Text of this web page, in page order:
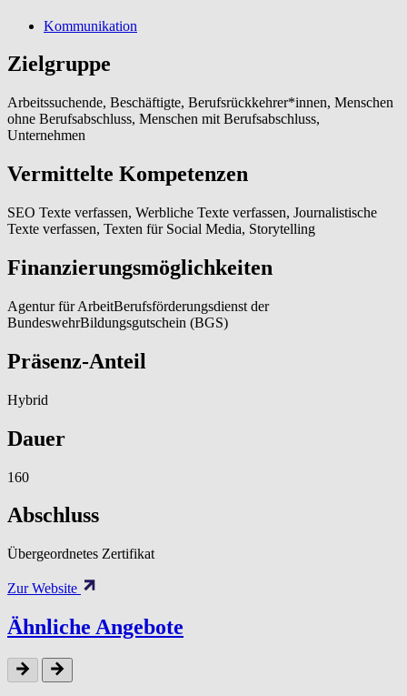
Kommunikation
Zielgruppe
Arbeitssuchende, Beschäftigte, Berufsrückkehrer*innen, Menschen
ohne Berufsabschluss, Menschen mit Berufsabschluss,
Unternehmen
Vermittelte Kompetenzen
SEO Texte verfassen, Werbliche Texte verfassen, Journalistische
Texte verfassen, Texten für Social Media, Storytelling
Finanzierungsmöglichkeiten
Agentur für ArbeitBerufsförderungsdienst der
BundeswehrBildungsgutschein (BGS)
Präsenz-Anteil
Hybrid
Dauer
160
Abschluss
Übergeordnetes Zertifikat
Zur Website
Ähnliche Angebote